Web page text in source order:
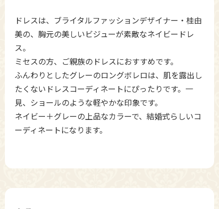
ドレスは、ブライタルファッションデザイナー・桂由
美の、胸元の美しいビジューが素敵なネイビードレ
ス。
ミセスの方、ご親族のドレスにおすすめです。
ふんわりとしたグレーのロングボレロは、肌を露出し
たくないドレスコーディネートにぴったりです。一
見、ショールのような軽やかな印象です。
ネイビー＋グレーの上品なカラーで、結婚式らしいコ
ーディネートになります。